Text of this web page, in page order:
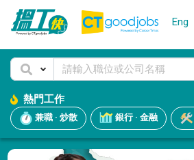
Eng
熱門工作
兼職 · 炒散 銀行 · 金融